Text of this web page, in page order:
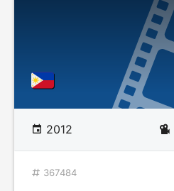
2012
367484